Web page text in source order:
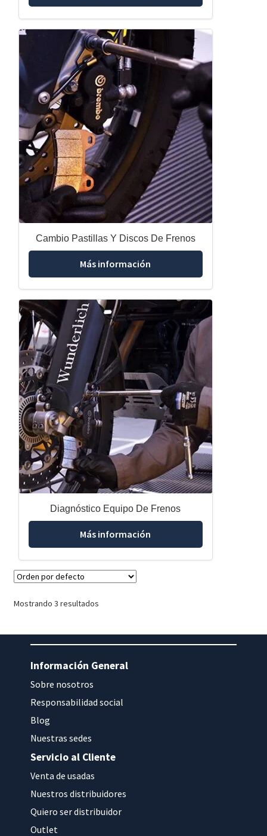
Cambio Pastillas Y Discos De Frenos
Más información
Diagnóstico Equipo De Frenos
Más información
Mostrando 3 resultados
Información General
Sobre nosotros
Responsabilidad social
Blog
Nuestras sedes
Servicio al Cliente
Venta de usadas
Nuestros distribuidores
Quiero ser distribuidor
Outlet